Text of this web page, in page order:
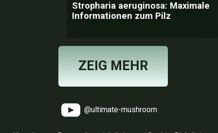
Stropharia aeruginosa: Maximale
Informationen zum Pilz
ZEIG MEHR
@ultimate-mushroom